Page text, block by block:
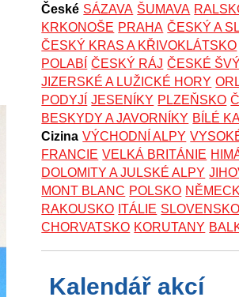
České SÁZAVA ŠUMAVA
KRKONOŠE PRAHA ČESKÝ A
ČESKÝ KRAS A KŘIVOKLÁTSKO
POLABÍ
ČESKÝ RÁJ ČESKÉ
JIZERSKÉ A LUŽICKÉ HORY
PODYJÍ
JESENÍKY PLZEŇSKO
BESKYDY A JAVORNÍKY BÍLÉ
Cizina VÝCHODNÍ ALPY
FRANCIE VELKÁ BRITÁNIE
DOLOMITY A JULSKÉ ALPY
MONT BLANC POLSKO
RAKOUSKO ITÁLIE SLOVENSKO
CHORVATSKO KORUTANY
Kalendář akcí